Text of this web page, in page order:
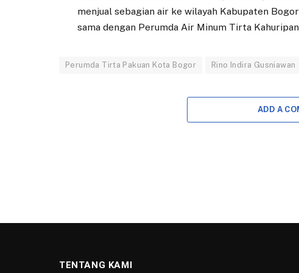
menjual sebagian air ke wilayah Kabupaten
sama dengan Perumda Air Minum Tirta
Perumda Tirta Pakuan Kota Bogor Rino Indira Gusniawan
ADD A
Tingkatkan Mutu dan